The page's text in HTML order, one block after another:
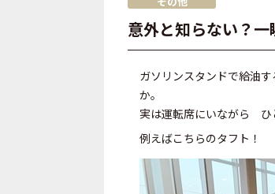
意外と知らない？
ガソリンスタンドで給油
か。
実は運転席にいながら ひ
例えばこちらのタフト！